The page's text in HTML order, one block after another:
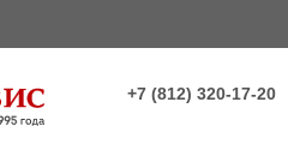
+7 (812) 320-17-20